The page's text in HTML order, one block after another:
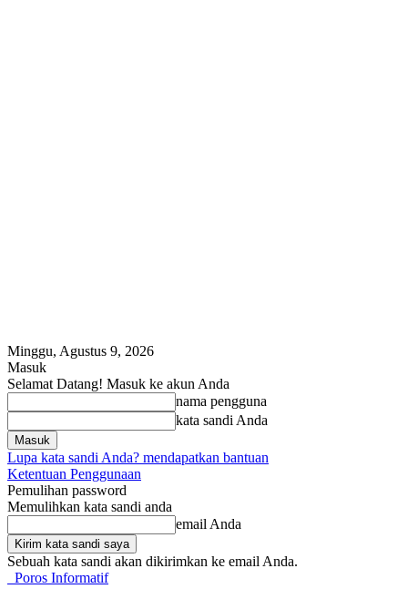
Minggu, Agustus 9, 2026
Masuk
Selamat Datang! Masuk ke akun Anda
nama pengguna
kata sandi Anda
Lupa kata sandi Anda? mendapatkan bantuan
Ketentuan Penggunaan
Pemulihan password
Memulihkan kata sandi anda
email Anda
Sebuah kata sandi akan dikirimkan ke email Anda.
Poros Informatif